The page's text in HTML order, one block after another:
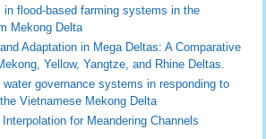
in flood-based farming systems in the
Mekong Delta
Adaptation in Mega Deltas: A Comparative
Yellow, Yangtze, and Rhine Deltas.
governance systems in responding to
Vietnamese Mekong Delta
for Meandering Channels